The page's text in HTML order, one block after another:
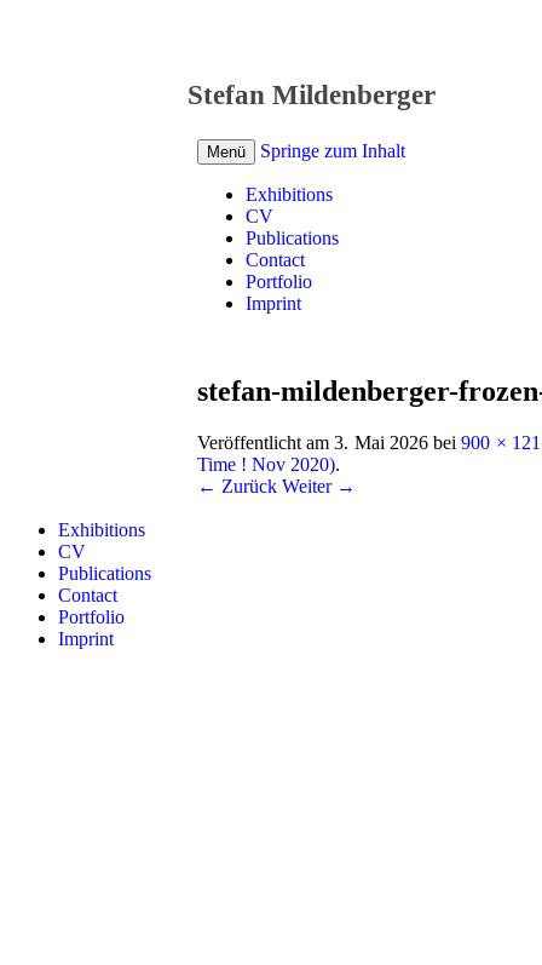
Stefan Mildenberger
Menü Springe zum Inhalt
Exhibitions
CV
Publications
Contact
Portfolio
Imprint
stefan-mildenberger-
Veröffentlicht am3. Mai 2026bei900 ×
Time ! Nov 2020).
← Zurück Weiter →
Exhibitions
CV
Publications
Contact
Portfolio
Imprint